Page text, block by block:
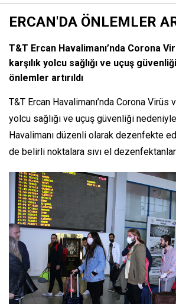
ERCAN'DA ÖNLEMLER
T&T Ercan Havalimanı’nda Corona
karşılık yolcu sağlığı ve uçuş
önlemler artırıldı
T&T Ercan Havalimanı’nda Corona Virüs
yolcu sağlığı ve uçuş güvenliği nedeniyle
Havalimanı düzenli olarak dezenfekte
de belirli noktalara sıvı el